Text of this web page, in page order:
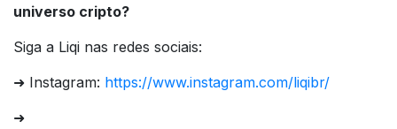
universo cripto?
Siga a Liqi nas redes sociais:
➜ Instagram: https://www.instagram.com/liqibr/
➜